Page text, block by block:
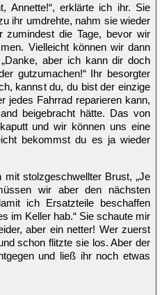
Annette!“, erklärte ich ihr. Sie
ihr umdrehte, nahm sie wieder
zumindest die Tage, bevor wir
Vielleicht können wir dann
aber ich kann dir doch
gutzumachen!“ Ihr besorgter
kannst du, du bist der einzige
jedes Fahrrad reparieren kann,
beigebracht hätte. Das von
und wir können uns eine
bekommst du es ja wieder
mit stolzgeschwellter Brust, „Je
wir aber den nächsten
ich Ersatzteile beschaffen
im Keller hab.“ Sie schaute mir
aber ein netter! Wer zuerst
schon flitzte sie los. Aber der
und ließ ihr noch etwas